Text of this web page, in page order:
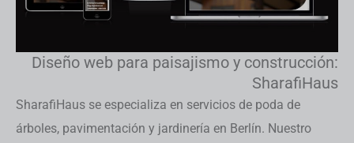
Diseño web para paisajismo y construcción:
SharafiHaus
SharafiHaus se especializa en servicios de poda de
árboles, pavimentación y jardinería en Berlín. Nuestro